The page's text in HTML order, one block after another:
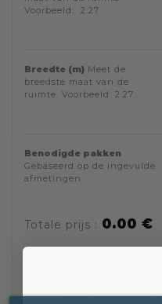
Voorbeeld: 2.27
Breedte (m) Meet de
breedste maat van de
ruimte. Voorbeeld: 2.27
Benodigde pakken
Gebaseerd op de ingevulde
afmetingen.
Totale prijs : 0.00 €
AANTAL: